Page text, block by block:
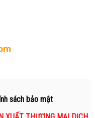
sách bảo mật